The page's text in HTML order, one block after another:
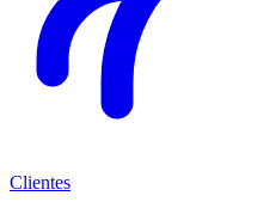
Clientes